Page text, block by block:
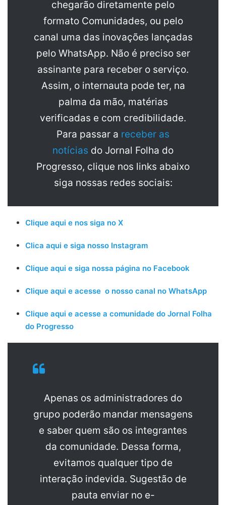
chegarão diretamente pelo
formato Comunidades, ou pelo
canal uma das inovações lançadas
pelo WhatsApp. Não é preciso ser
assinante para receber o serviço.
Assim, o internauta pode ter, na
palma da mão, matérias
verificadas e com credibilidade.
Para passar a receber as
notícias do Jornal Folha do
Progresso, clique nos links abaixo
siga nossas redes sociais:
Clique aqui e nos siga no X
Clica aqui e siga nosso Instagram
Clique aqui e siga nossa página no Facebook
Clique aqui e acesse o nosso canal no WhatsApp
Clique aqui e acesse a comunidade do Jornal Folha
do Progresso
Apenas os administradores do
grupo poderão mandar mensagens
e saber quem são os integrantes
da comunidade. Dessa forma,
evitamos qualquer tipo de
interação indevida. Sugestão de
pauta enviar no e-